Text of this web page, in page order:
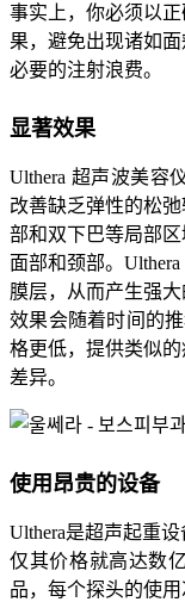
事实上，你必须以
果，避免出现诸如
必要的注射浪费。
显著效果
Ulthera 超声波美容
改善缺乏弹性的松
部和双下巴等局部
面部和颈部。
膜层，从而产生强
效果会随着时间的
格更低，提供类似
差异。
使用昂贵的设备
Ulthera是超声起重
仅其价格就高达数
品，每个探头的使